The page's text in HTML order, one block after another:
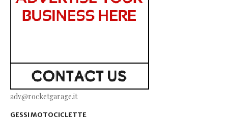
adv@rocketgarage.it
GESSI MOTOCICLETTE